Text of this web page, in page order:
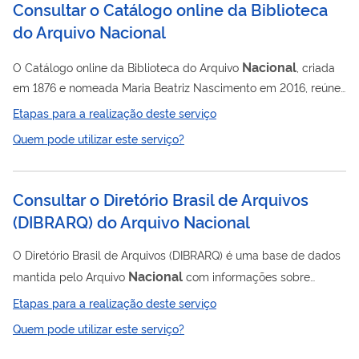
Revista Acervo, periódico criado em 1986, com o objetivo
divulgar estudos e fontes nas áreas de ciências...
Consultar o Catálogo online da Biblioteca
do Arquivo Nacional
O Catálogo online da Biblioteca do Arquivo Nacional , criada
em 1876 e nomeada Maria Beatriz Nascimento em 2016, reúne
mais de 110 mil exemplares de livros, folhetos, periódicos,
teses e dissertações, sobretudo das áreas de Arquivologia e
História. Parte desse acervo é constituída por 23 mil obras
disponível à consulta mediante agendamento prévio com o
Setor de...
Etapas para a realização deste serviço
Quem pode utilizar este serviço?
Consultar o Diretório Brasil de Arquivos
(DIBRARQ) do Arquivo Nacional
O Diretório Brasil de Arquivos (DIBRARQ) é uma base de dados
mantida pelo Arquivo Nacional com informações sobre
pessoas e instituições que guardam e preservam acervos
arquivísticos em todo o Brasil.
Etapas para a realização deste serviço
Quem pode utilizar este serviço?